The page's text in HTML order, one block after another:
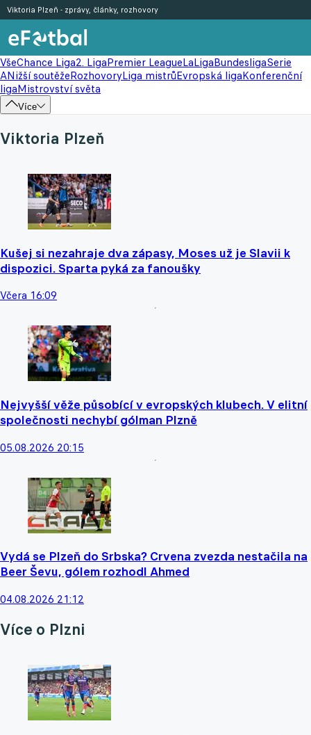
VšeChance Liga2. LigaPremier LeagueLaLigaBundesligaSerie
ANižší soutěžeRozhovoryLiga mistrůEvropská ligaKonferenční
ligaMistrovství světa
Více
Viktoria Plzeň - zprávy, články, rozhovory
Viktoria Plzeň
Kušej si nezahraje dva zápasy, Moses už je Slavii k
dispozici. Sparta pyká za fanoušky
Včera 16:09
Nejvyšší věže působící v evropských klubech. V elitní
společnosti nechybí gólman Plzně
05.08.2026 20:15
Vydá se Plzeň do Srbska? Crvena zvezda nestačila na
Beer Ševu, gólem rozhodl Ahmed
04.08.2026 21:12
Více o Plzni